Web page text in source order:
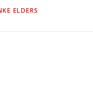
ELDERS